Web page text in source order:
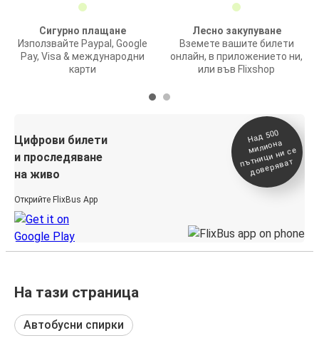
Сигурно плащане
Използвайте Paypal, Google
Pay, Visa & международни
карти
Лесно закупуване
Вземете вашите билети
онлайн, в приложението ни,
или във Flixshop
Цифрови билети
и проследяване
на живо
Открийте FlixBus App
На
д 500
милиона
п
ътници ни се
доверяват
На тази страница
Автобусни спирки